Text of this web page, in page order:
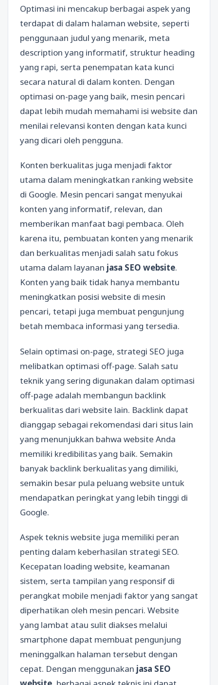
Optimasi ini mencakup berbagai aspek yang
terdapat di dalam halaman website, seperti
penggunaan judul yang menarik, meta
description yang informatif, struktur heading
yang rapi, serta penempatan kata kunci
secara natural di dalam konten. Dengan
optimasi on-page yang baik, mesin pencari
dapat lebih mudah memahami isi website dan
menilai relevansi konten dengan kata kunci
yang dicari oleh pengguna.
Konten berkualitas juga menjadi faktor
utama dalam meningkatkan ranking website
di Google. Mesin pencari sangat menyukai
konten yang informatif, relevan, dan
memberikan manfaat bagi pembaca. Oleh
karena itu, pembuatan konten yang menarik
dan berkualitas menjadi salah satu fokus
utama dalam layanan jasa SEO website.
Konten yang baik tidak hanya membantu
meningkatkan posisi website di mesin
pencari, tetapi juga membuat pengunjung
betah membaca informasi yang tersedia.
Selain optimasi on-page, strategi SEO juga
melibatkan optimasi off-page. Salah satu
teknik yang sering digunakan dalam optimasi
off-page adalah membangun backlink
berkualitas dari website lain. Backlink dapat
dianggap sebagai rekomendasi dari situs lain
yang menunjukkan bahwa website Anda
memiliki kredibilitas yang baik. Semakin
banyak backlink berkualitas yang dimiliki,
semakin besar pula peluang website untuk
mendapatkan peringkat yang lebih tinggi di
Google.
Aspek teknis website juga memiliki peran
penting dalam keberhasilan strategi SEO.
Kecepatan loading website, keamanan
sistem, serta tampilan yang responsif di
perangkat mobile menjadi faktor yang sangat
diperhatikan oleh mesin pencari. Website
yang lambat atau sulit diakses melalui
smartphone dapat membuat pengunjung
meninggalkan halaman tersebut dengan
cepat. Dengan menggunakan jasa SEO